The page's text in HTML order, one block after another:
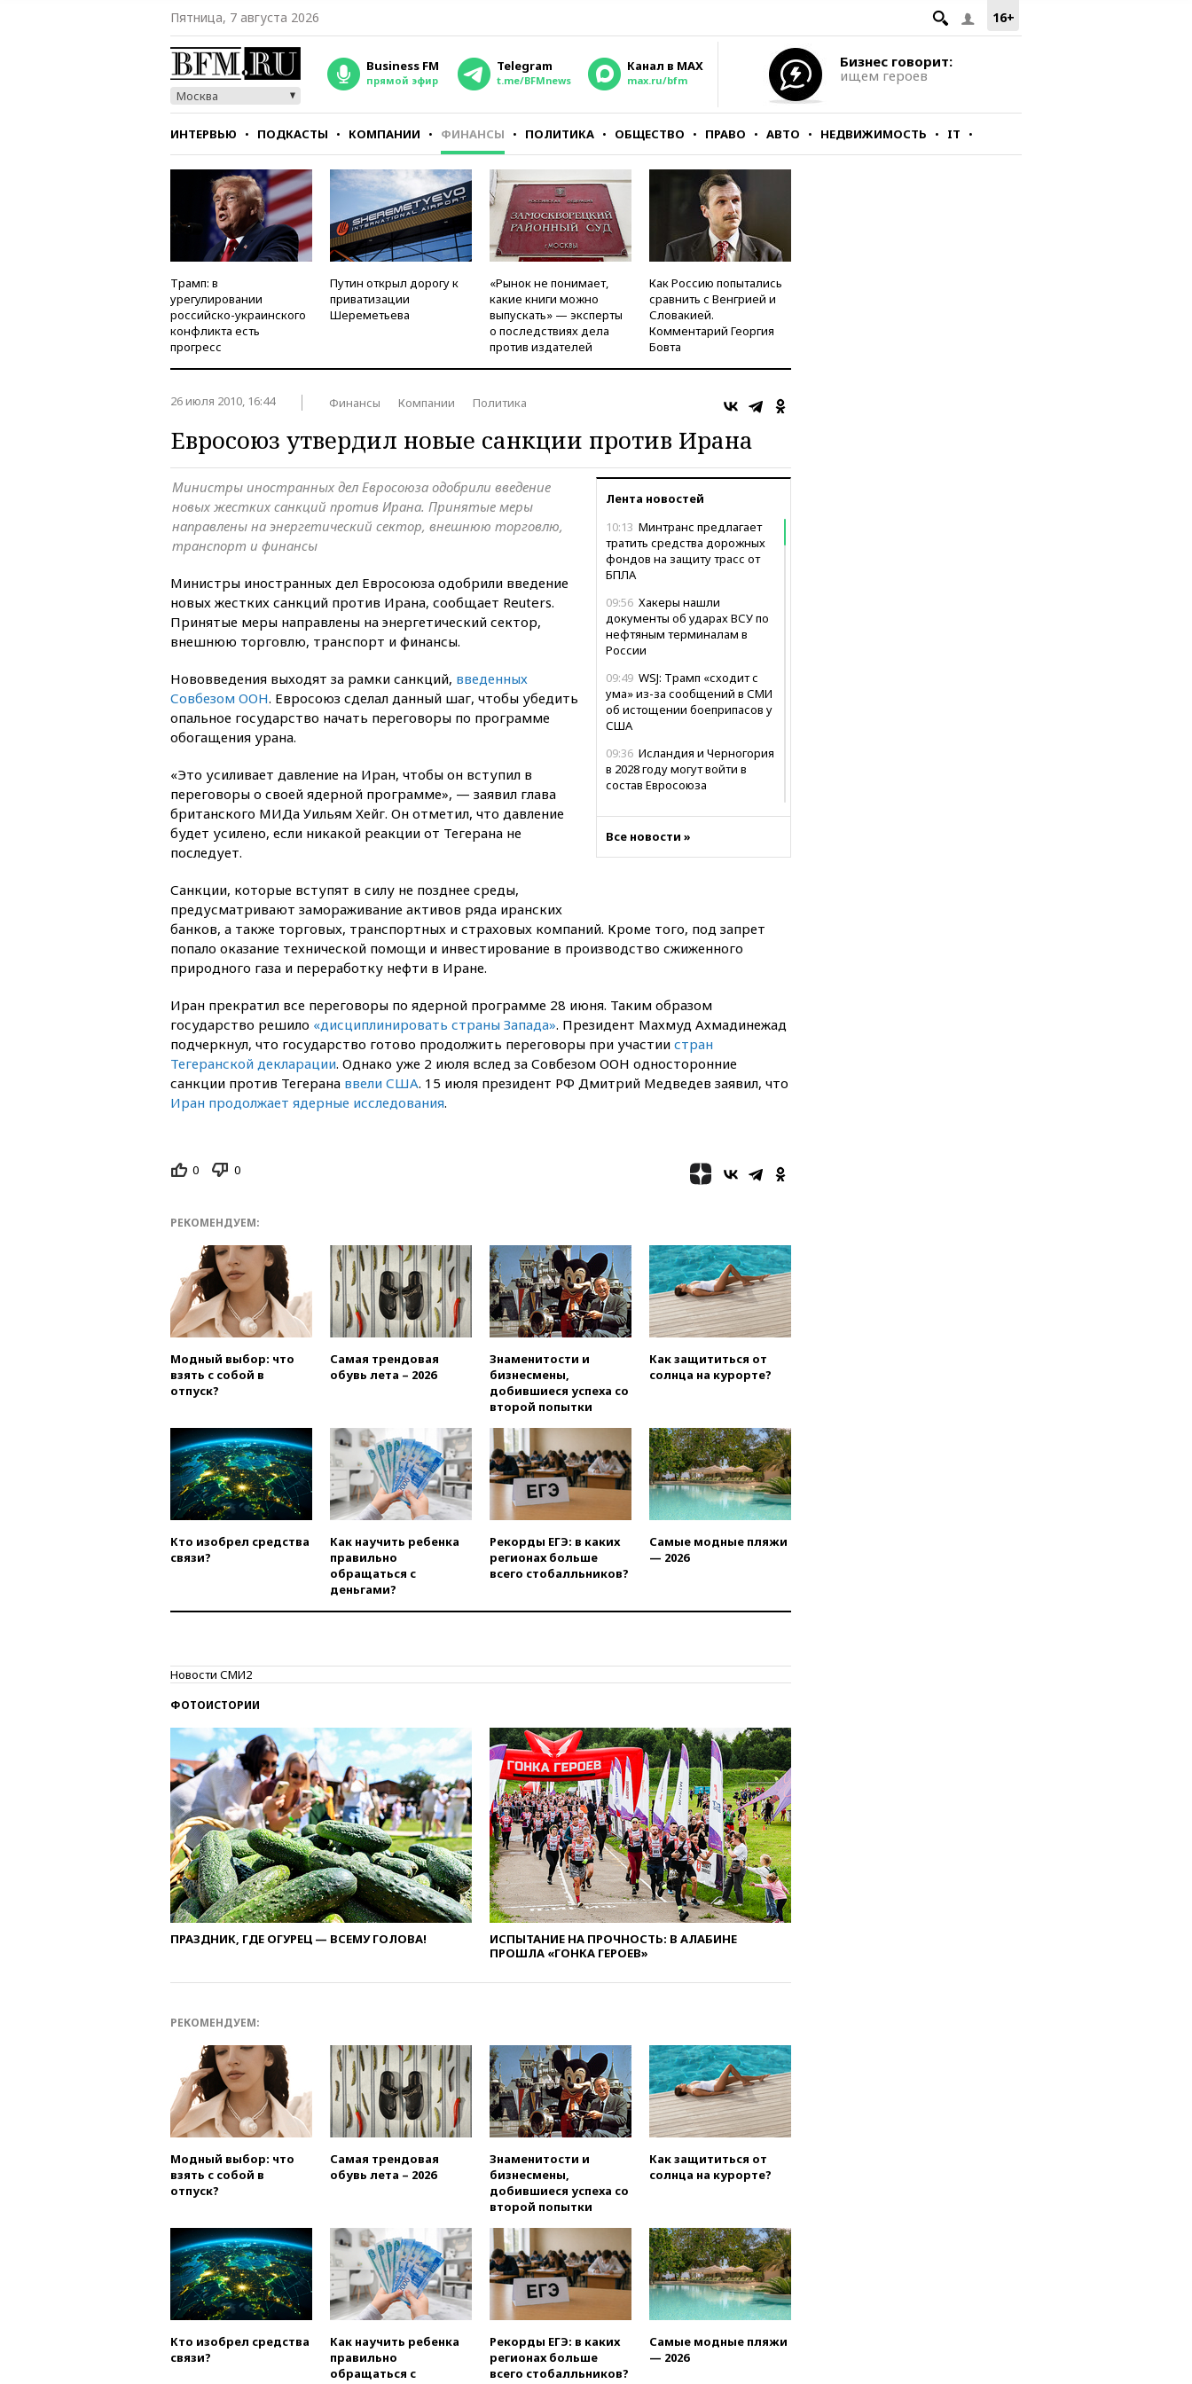
16+
Пятница, 7 августа 2026
Москва
Business FM
прямой эфир
Telegram
t.me/BFMnews
Канал в MAX
max.ru/bfm
Бизнес говорит:
ищем героев
ИНТЕРВЬЮ ПОДКАСТЫ КОМПАНИИ ФИНАНСЫ ПОЛИТИКА ОБЩЕСТВО ПРАВО АВТО НЕДВИЖИМОСТЬ IT
СТИЛЬ ТЕСТЫ
Трамп: в
урегулировании
российско-украинского
конфликта есть
прогресс
Путин открыл дорогу к
приватизации
Шереметьева
«Рынок не понимает,
какие книги можно
выпускать» — эксперты
о последствиях дела
против издателей
Как Россию попытались
сравнить с Венгрией и
Словакией.
Комментарий Георгия
Бовта
26 июля 2010, 16:44 Финансы Компании Политика
Евросоюз утвердил новые санкции против Ирана
Лента новостей
10:13 Минтранс предлагает
тратить средства дорожных
фондов на защиту трасс от
БПЛА
09:56 Хакеры нашли
документы об ударах ВСУ по
нефтяным терминалам в
России
09:49 WSJ: Трамп «сходит с
ума» из-за сообщений в СМИ
об истощении боеприпасов у
США
09:36 Исландия и Черногория
в 2028 году могут войти в
состав Евросоюза
основополагающим
принципам ЕАЭС
08:51 Рубио попросил Лаврова
08:22 В Екатеринбурге
атакован склад Wildberries
07:52 В Таиланде ученик
устроил стрельбу в школе:
Суд обязал Meta
05:51
Трамп подписал указ
против «родильного туризма»
в США
04:00
Суд взыскал почти 5 млн
рублей в пользу семьи
мальчика
03:00
обречены на провал
02:00
Ни один водоем Англии
не соответствует нормам
химической безопасности
Трамп: США сами
ракетах и системах Patriot
00:01
нежелательной организацией
время урагана
вчера, 22:55В Москве в
пятницу ожидаются ливни
вчера, 22:35
Винисиус
продлил контракт с «Реалом»
до 2032 года
вчера, 22:28Отказаться от
российского гражданства
станет значительно дороже
гвардейскую десантно-
штурмовую дивизию
вчера, 21:58Генпрокуратура
признала нежелательным в
РФ американский Human
Rights Foundation
вчера, 21:35«Аэрофлот»
отменяет часть рейсов в Сочи
и Геленджик
вчера, 21:25
Европы в прыжках с 10-
метровой вышки
вчера, 21:10РФ не получала
обращений о прекращении
концессии строительства ж/д
в Армении
вчера, 21:00В России вновь
обсуждают эксперимент по
Все новости »
Министры иностранных дел Евросоюза одобрили введение
новых жестких санкций против Ирана. Принятые меры
направлены на энергетический сектор, внешнюю торговлю,
транспорт и финансы
Министры иностранных дел Евросоюза одобрили введение
новых жестких санкций против Ирана, сообщает Reuters.
Принятые меры направлены на энергетический сектор,
внешнюю торговлю, транспорт и финансы.
Нововведения выходят за рамки санкций, введенных
Совбезом ООН. Евросоюз сделал данный шаг, чтобы убедить
опальное государство начать переговоры по программе
обогащения урана.
«Это усиливает давление на Иран, чтобы он вступил в
переговоры о своей ядерной программе», — заявил глава
британского МИДа Уильям Хейг. Он отметил, что давление
будет усилено, если никакой реакции от Тегерана не
последует.
Санкции, которые вступят в силу не позднее среды,
предусматривают замораживание активов ряда иранских
банков, а также торговых, транспортных и страховых компаний. Кроме того, под запрет
попало оказание технической помощи и инвестирование в производство сжиженного
природного газа и переработку нефти в Иране.
Иран прекратил все переговоры по ядерной программе 28 июня. Таким образом
государство решило «дисциплинировать страны Запада». Президент Махмуд Ахмадинежад
подчеркнул, что государство готово продолжить переговоры при участии стран
Тегеранской декларации. Однако уже 2 июля вслед за Совбезом ООН односторонние
санкции против Тегерана ввели США. 15 июля президент РФ Дмитрий Медведев заявил, что
Иран продолжает ядерные исследования.
0 0
РЕКОМЕНДУЕМ:
Модный выбор: что
взять с собой в
отпуск?
Самая трендовая
обувь лета – 2026
Знаменитости и
бизнесмены,
добившиеся успеха со
второй попытки
Как защититься от
солнца на курорте?
Кто изобрел средства
связи?
Как научить ребенка
правильно
обращаться с
деньгами?
Рекорды ЕГЭ: в каких
регионах больше
всего стобалльников?
Самые модные пляжи
— 2026
Новости СМИ2
ФОТОИСТОРИИ
ПРАЗДНИК, ГДЕ ОГУРЕЦ — ВСЕМУ ГОЛОВА!
ИСПЫТАНИЕ НА ПРОЧНОСТЬ: В АЛАБИНЕ
ПРОШЛА «ГОНКА ГЕРОЕВ»
РЕКОМЕНДУЕМ:
Модный выбор: что
взять с собой в
отпуск?
Самая трендовая
обувь лета – 2026
Знаменитости и
бизнесмены,
добившиеся успеха со
второй попытки
Как защититься от
солнца на курорте?
Кто изобрел средства
связи?
Как научить ребенка
правильно
обращаться с
Рекорды ЕГЭ: в каких
регионах больше
всего стобалльников?
Самые модные пляжи
— 2026